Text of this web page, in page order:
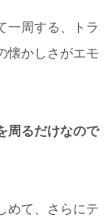
一周する、トラ
懐かしさがエモ
周るだけなので
めて、さらにテ